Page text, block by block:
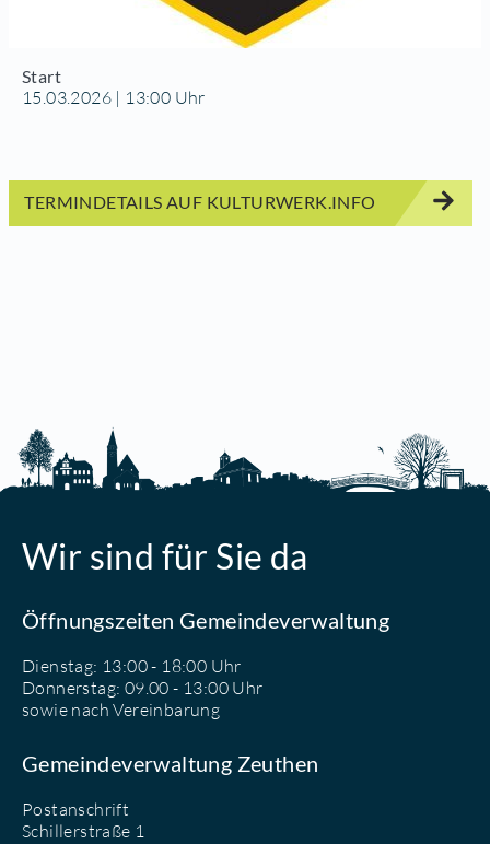
Start
15.03.2026 | 13:00 Uhr
TERMINDETAILS AUF KULTURWERK.INFO
Wir sind für Sie da
Öffnungszeiten Gemeindeverwaltung
Dienstag: 13:00 - 18:00 Uhr
Donnerstag: 09.00 - 13:00 Uhr
sowie nach Vereinbarung
Gemeindeverwaltung Zeuthen
Postanschrift
Schillerstraße 1